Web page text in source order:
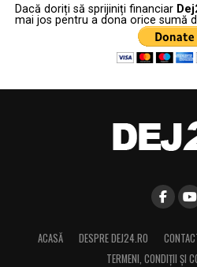
Dacă doriți să sprijiniți financiar
mai jos pentru a dona orice sumă
ACASĂ DESPRE DEJ24.RO
TERMENI, CONDIŢII ȘI